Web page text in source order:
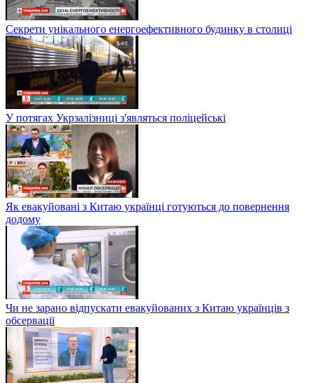
Секрети унікального енергоефективного будинку в столиці
У потягах Укрзалізниці з'являться поліцейські
Як евакуйовані з Китаю українці готуються до повернення
додому
Чи не зарано відпускати евакуйованих з Китаю українців з
обсервації